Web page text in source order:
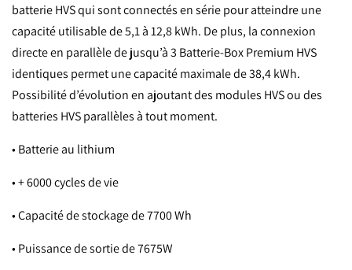
batterie HVS qui sont connectés en série pour atteindre une
capacité utilisable de 5,1 à 12,8 kWh. De plus, la connexion
directe en parallèle de jusqu’à 3 Batterie-Box Premium HVS
identiques permet une capacité maximale de 38,4 kWh.
Possibilité d’évolution en ajoutant des modules HVS ou des
batteries HVS parallèles à tout moment.
• Batterie au lithium
• + 6000 cycles de vie
• Capacité de stockage de 7700 Wh
• Puissance de sortie de 7675W